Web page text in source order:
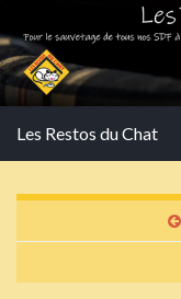
Les Restos du Chat